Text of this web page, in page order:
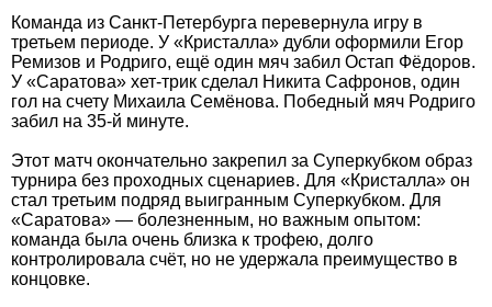
Команда из Санкт-Петербурга перевернула игру в
третьем периоде. У «Кристалла» дубли оформили Егор
Ремизов и Родриго, ещё один мяч забил Остап Фёдоров.
У «Саратова» хет-трик сделал Никита Сафронов, один
гол на счету Михаила Семёнова. Победный мяч Родриго
забил на 35-й минуте.
Этот матч окончательно закрепил за Суперкубком образ
турнира без проходных сценариев. Для «Кристалла» он
стал третьим подряд выигранным Суперкубком. Для
«Саратова» — болезненным, но важным опытом:
команда была очень близка к трофею, долго
контролировала счёт, но не удержала преимущество в
концовке.